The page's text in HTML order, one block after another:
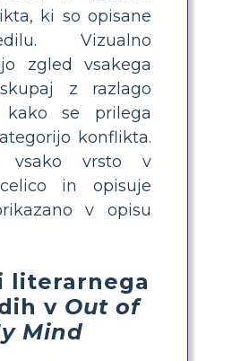
ki so opisane
Vizualno
zgled vsakega
z razlago
se prilega
konflikta.
vsako vrsto v
in opisuje
v opisu
literarnega
v Out of
Mind